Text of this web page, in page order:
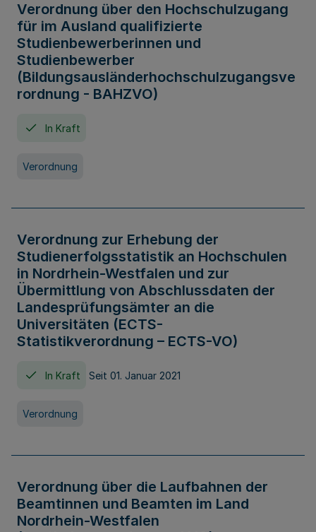
Verordnung über den Hochschulzugang
für im Ausland qualifizierte
Studienbewerberinnen und
Studienbewerber
(Bildungsausländerhochschulzugangsve
rordnung - BAHZVO)
In Kraft
Verordnung
Verordnung zur Erhebung der
Studienerfolgsstatistik an Hochschulen
in Nordrhein-Westfalen und zur
Übermittlung von Abschlussdaten der
Landesprüfungsämter an die
Universitäten (ECTS-
Statistikverordnung – ECTS-VO)
In Kraft Seit 01. Januar 2021
Verordnung
Verordnung über die Laufbahnen der
Beamtinnen und Beamten im Land
Nordrhein-Westfalen